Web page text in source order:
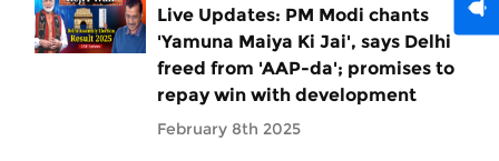
Live Updates: PM Modi chants
'Yamuna Maiya Ki Jai', says Delhi
freed from 'AAP-da'; promises to
repay win with development
February 8th 2025